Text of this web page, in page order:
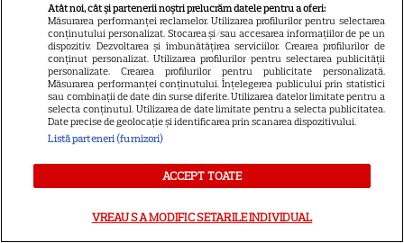
URMĂREȘTE-NE PE
Copyright 2026Ringier Romania – Toate Drepturile rezervate
Pariază responsabil! Decizia ONJN nr. 821/25.09.2025.
Atât noi, cât și partenerii noștri prelucrăm datele pentru a oferi:
Măsurarea performanței reclamelor. Utilizarea profilurilor pentru selectarea
conținutului personalizat. Stocarea și/sau accesarea informațiilor de pe un
dispozitiv. Dezvoltarea și îmbunătățirea serviciilor. Crearea profilurilor de
conținut personalizat. Utilizarea profilurilor pentru selectarea publicității
personalizate. Crearea profilurilor pentru publicitate personalizată.
Măsurarea performanței conținutului. Înțelegerea publicului prin statistici
sau combinații de date din surse diferite. Utilizarea datelor limitate pentru a
selecta conținutul. Utilizarea de date limitate pentru a selecta publicitatea.
Date precise de geolocație și identificarea prin scanarea dispozitivului.
Listă parteneri (furnizori)
ACCEPT TOATE
VREAU SA MODIFIC SETARILE INDIVIDUAL